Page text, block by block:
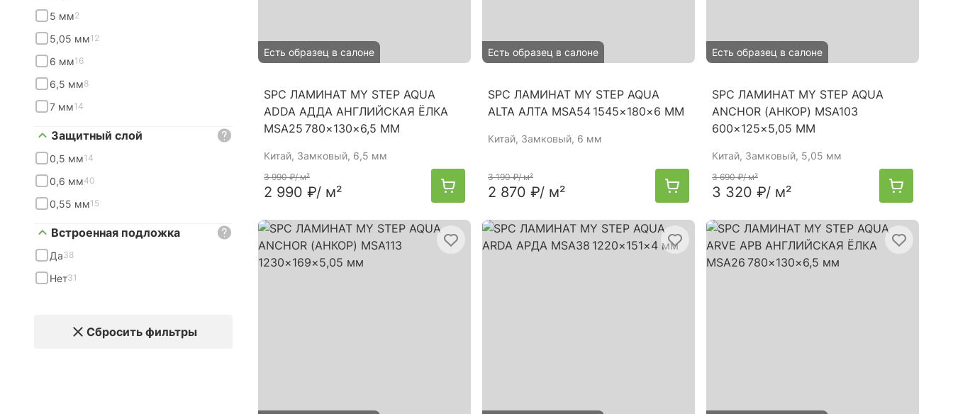
5 мм2
5,05 мм12
6 мм16
6,5 мм8
7 мм14
Защитный слой
0,5 мм14
0,6 мм40
0,55 мм15
Встроенная подложка
Да38
Нет31
Сбросить фильтры
Есть образец в салоне
SPC ЛАМИНАТ MY STEP AQUA
ADDA АДДА АНГЛИЙСКАЯ ЁЛКА
MSA25 780×130×6,5 ММ
Китай, Замковый, 6,5 мм
3 990 ₽/ м²
2 990 ₽/ м²
Есть образец в салоне
SPC ЛАМИНАТ MY STEP AQUA
ALTA АЛТА MSA54 1545×180×6 ММ
Китай, Замковый, 6 мм
3 190 ₽/ м²
2 870 ₽/ м²
Есть образец в салоне
SPC ЛАМИНАТ MY STEP AQUA
ANCHOR (АНКОР) MSA103
600×125×5,05 ММ
Китай, Замковый, 5,05 мм
3 690 ₽/ м²
3 320 ₽/ м²